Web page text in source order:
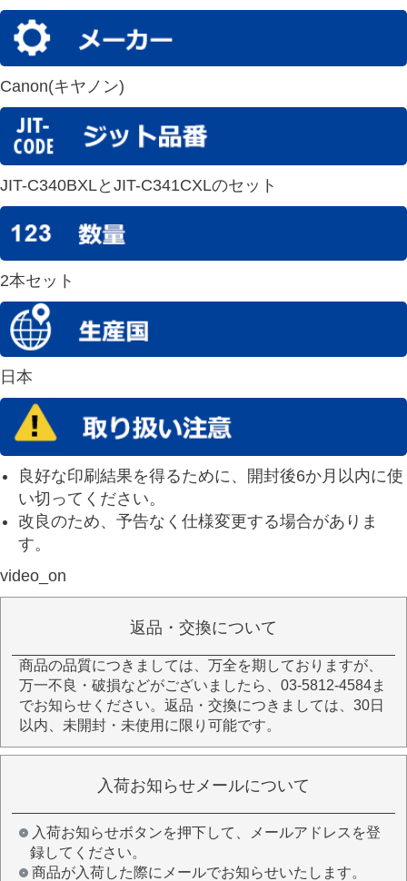
Canon(キヤノン)
JIT-C340BXLとJIT-C341CXLのセット
2本セット
日本
良好な印刷結果を得るために、開封後6か月以内に使
い切ってください。
改良のため、予告なく仕様変更する場合がありま
す。
video_on
返品・交換について
商品の品質につきましては、万全を期しておりますが、
万一不良・破損などがございましたら、03-5812-4584ま
でお知らせください。返品・交換につきましては、30日
以内、未開封・未使用に限り可能です。
入荷お知らせメールについて
入荷お知らせボタンを押下して、メールアドレスを登
録してください。
商品が入荷した際にメールでお知らせいたします。